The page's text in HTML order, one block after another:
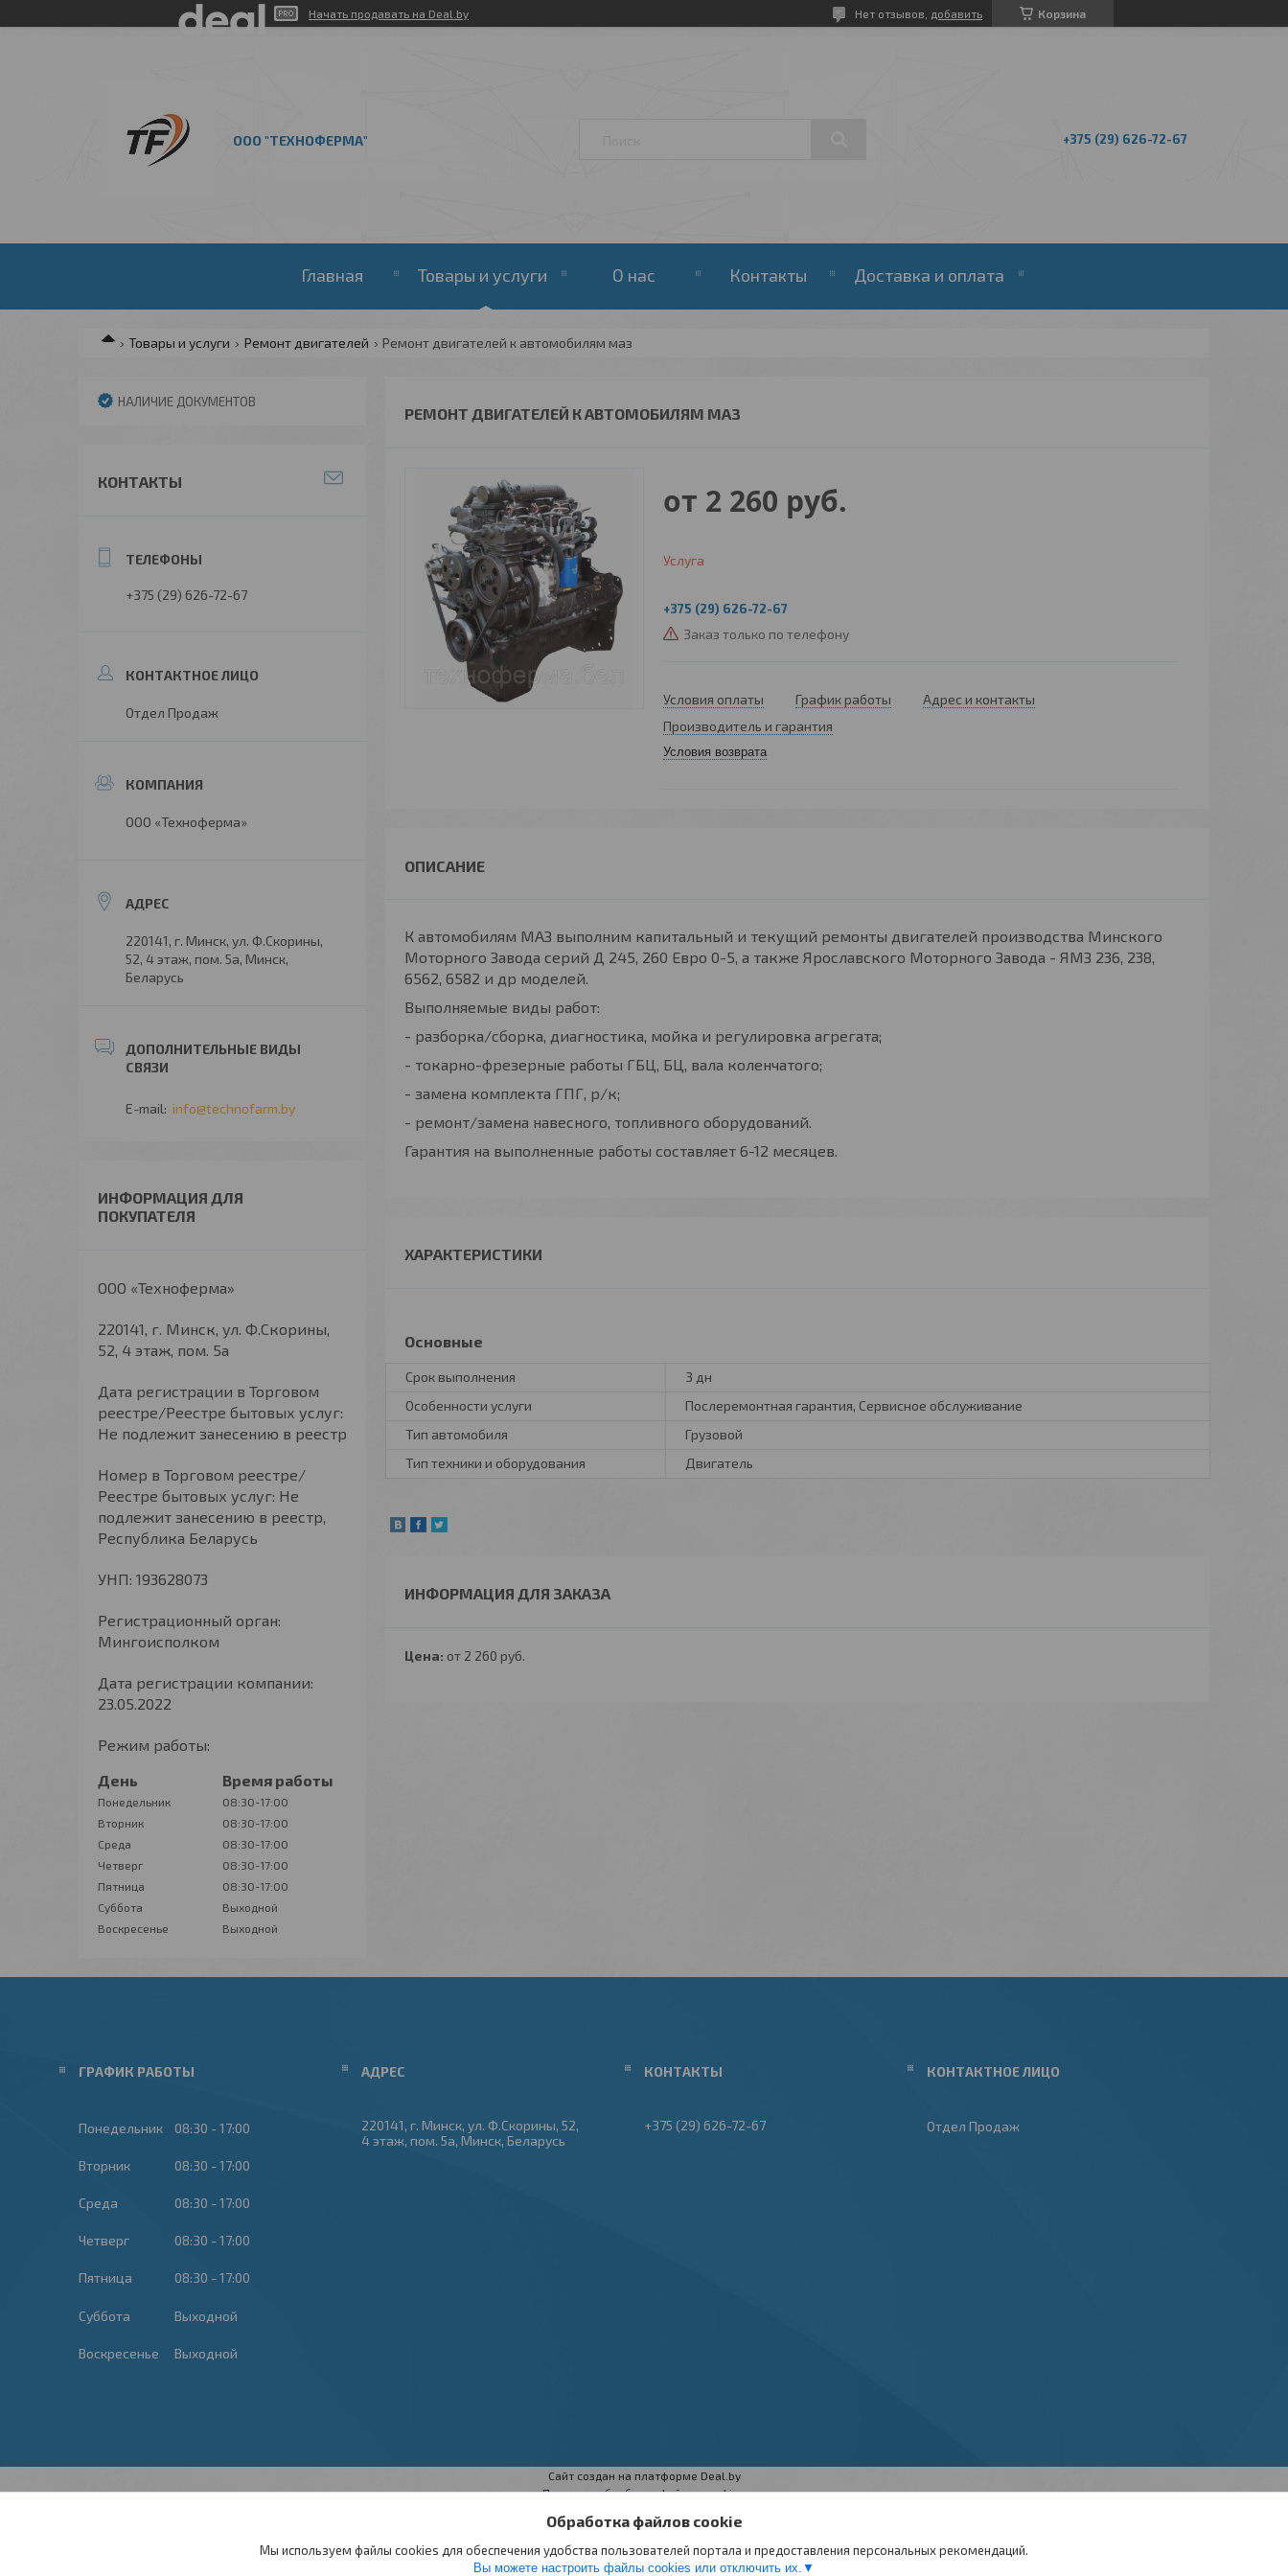
Начать продавать на Deal.by Корзина
Нет отзывов, добавить
ООО "ТЕХНОФЕРМА" +375 (29) 626-72-67
Главная Товары и услуги О нас Контакты Доставка и оплата
Товары и услуги Ремонт двигателей Ремонт двигателей к автомобилям маз
РЕМОНТ ДВИГАТЕЛЕЙ К АВТОМОБИЛЯМ МАЗ
от 2 260 руб.
Услуга
+375 (29) 626-72-67
Заказ только по телефону
Условия оплаты График работы
Адрес и контакты
Производитель и гарантия
Условия возврата
К автомобилям МАЗ выполним капитальный и текущий ремонты двигателей производства Минского
Моторного Завода серий Д 245, 260 Евро 0-5, а также Ярославского Моторного Завода - ЯМЗ 236, 238,
6562, 6582 и др моделей.
Выполняемые виды работ:
- разборка/сборка, диагностика, мойка и регулировка агрегата;
- токарно-фрезерные работы ГБЦ, БЦ, вала коленчатого;
- замена комплекта ГПГ, р/к;
- ремонт/замена навесного, топливного оборудований.
Гарантия на выполненные работы составляет 6-12 месяцев.
ХАРАКТЕРИСТИКИ
Основные
Срок выполнения
3 дн
Особенности услуги
Послеремонтная гарантия, Сервисное обслуживание
Тип автомобиля
Грузовой
Тип техники и оборудования
Двигатель
ИНФОРМАЦИЯ ДЛЯ ЗАКАЗА
Цена: от 2 260 руб.
НАЛИЧИЕ ДОКУМЕНТОВ
КОНТАКТЫ
+375 (29) 626-72-67
Отдел Продаж
ООО «Техноферма»
220141, г. Минск, ул. Ф.Скорины,
52, 4 этаж, пом. 5а, Минск,
Беларусь
info@technofarm.by
ИНФОРМАЦИЯ ДЛЯ
ПОКУПАТЕЛЯ
ООО «Техноферма»
220141, г. Минск, ул. Ф.Скорины,
52, 4 этаж, пом. 5а
Дата регистрации в Торговом
реестре/Реестре бытовых услуг:
Не подлежит занесению в реестр
Номер в Торговом реестре/
Реестре бытовых услуг: Не
подлежит занесению в реестр,
Республика Беларусь
УНП: 193628073
Регистрационный орган:
Мингоисполком
Дата регистрации компании:
23.05.2022
Режим работы:
День
Время работы
Понедельник
08:30-17:00
Вторник
08:30-17:00
Среда
08:30-17:00
Четверг
08:30-17:00
Пятница
08:30-17:00
Суббота
Выходной
Воскресенье
Выходной
ГРАФИК РАБОТЫ
Понедельник 08:30 17:00
Вторник 08:30 17:00
Среда 08:30 17:00
Четверг 08:30 17:00
Пятница 08:30 17:00
Суббота Выходной
Воскресенье Выходной
220141, г. Минск, ул. Ф.Скорины, 52,
4 этаж, пом. 5а, Минск, Беларусь
+375 (29) 626-72-67 Отдел Продаж
Сайт создан на платформе Deal.by
Политика обработки файлов cookies
Обработка файлов cookie
Мы используем файлы cookies для обеспечения удобства пользователей портала и предоставления персональных рекомендаций.
Вы можете настроить файлы cookies или отключить их.
Select Language ▼